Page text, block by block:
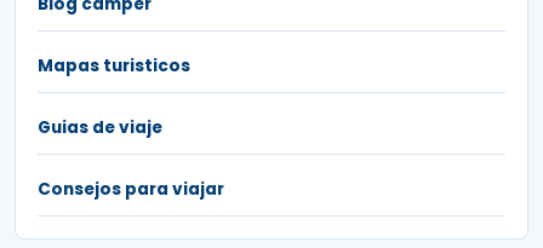
Mapas turisticos
Guias de viaje
Consejos para viajar